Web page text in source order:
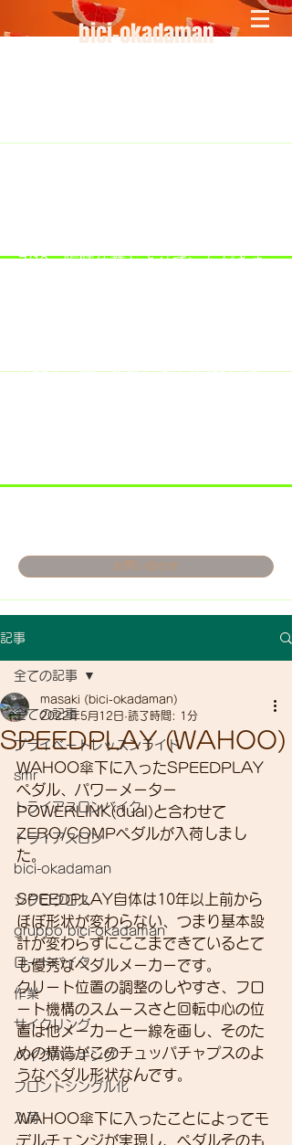
bici-okadaman
7/18：臨時休業とさせていただきま
​7/30：（臨時休業）夏季休暇の予定
お問い合わせ
記事
全ての記事
プライベートレッスンライド
smr
トライアスロンバイク
トライアスロン
bici-okadaman
シクロクロス
gruppo bici-okadaman
ロードバイク
作業
サイクリング
バイクパッキング
フロントシングル化
入荷
全ての記事
SPEEDPLAY (WAHOO)
masaki (bici-okadaman)
2022年5月12日 読了時間: 1分
WAHOO傘下に入ったSPEEDPLAY
ペダル、パワーメーター
POWERLINK(dual)と合わせて
ZERO/COMPペダルが入荷しまし
た。
SPEEDPLAY自体は10年以上前から
ほぼ形状が変わらない、つまり基本設
計が変わらずにここまできているとて
も優秀なペダルメーカーです。
クリート位置の調整のしやすさ、フロ
ート機構のスムースさと回転中心の位
置は他メーカーと一線を画し、そのた
めの構造がこのチュッパチャプスのよ
うなペダル形状なんです。
WAHOO傘下に入ったことによってモ
デルチェンジが実現し、ペダルそのも